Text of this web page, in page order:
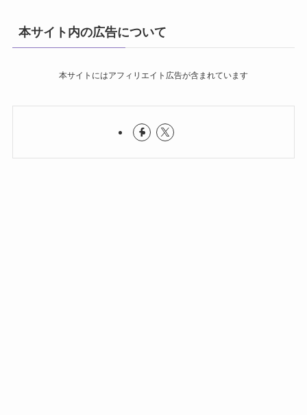
本サイト内の広告について
本サイトにはアフィリエイト広告が含まれています